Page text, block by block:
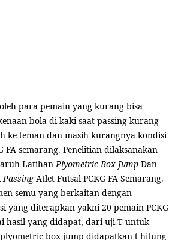
para pemain yang kurang bisa
bola di kaki saat passing kurang
ke teman dan masih kurangnya kondisi
FA semarang. Penelitian dilaksanakan
LatihanPlyometric Box Jump Dan
PassingAtlet Futsal PCKG FA Semarang.
semu yang berkaitan dengan
yang diterapkan yakni 20 pemain PCKG
hasil yang didapat, dari uji T untuk
box jump didapatkan t hitung